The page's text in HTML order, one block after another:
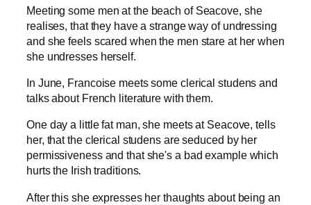
Meeting some men at the beach of Seacove, she
realises, that they have a strange way of undressing
and she feels scared when the men stare at her when
she undresses herself.
In June, Francoise meets some clerical studens and
talks about French literature with them.
One day a little fat man, she meets at Seacove, tells
her, that the clerical studens are seduced by her
permissiveness and that she's a bad example which
hurts the Irish traditions.
After this she expresses her thaughts about being an